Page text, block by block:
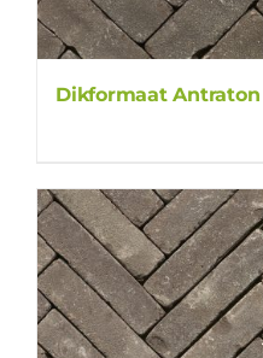
Dikformaat Antraton